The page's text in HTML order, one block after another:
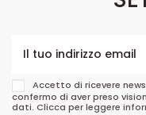
Accetto di ricevere
confermo di aver preso
dati. Clicca per leggere